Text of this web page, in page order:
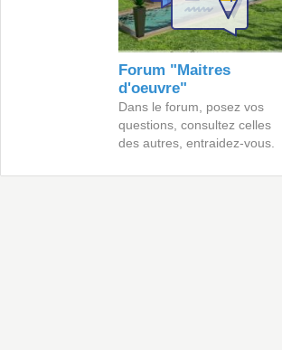
Forum "Maitres
d'oeuvre"
Dans le forum, posez vos
questions, consultez celles
des autres, entraidez-vous.